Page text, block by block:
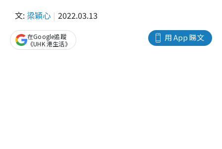
文: 梁穎心 2022.03.13
用 App 睇文
在Google追蹤
《UHK 港生活》